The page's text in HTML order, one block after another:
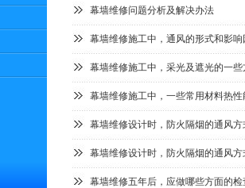
幕墙维修问题分析及解决办法
幕墙维修施工中，通风的形式和影响
幕墙维修施工中，采光及遮光的一些
幕墙维修施工中，一些常用材料热性
幕墙维修设计时，防火隔烟的通风
幕墙维修设计时，防火隔烟的通风
幕墙维修五年后，应做哪些方面的检